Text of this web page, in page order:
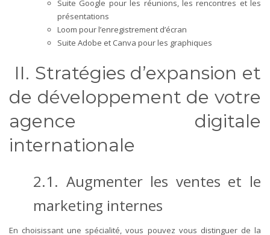
Suite Google pour les réunions, les rencontres et les
présentations
Loom pour l’enregistrement d’écran
Suite Adobe et Canva pour les graphiques
II. Stratégies d’expansion et
de développement de votre
agence digitale
internationale
2.1. Augmenter les ventes et le
marketing internes
En choisissant une spécialité, vous pouvez vous distinguer de la